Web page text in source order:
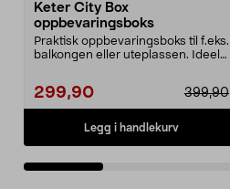
Keter City Box
oppbevaringsboks
Praktisk oppbevaringsboks til f.eks.
balkongen eller uteplassen. Ideell
299,90 399,90
Legg i handlekurv